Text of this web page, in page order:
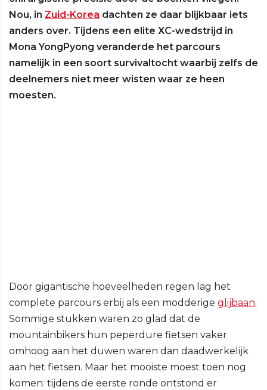
Nou, in Zuid-Korea dachten ze daar blijkbaar iets
anders over. Tijdens een elite XC-wedstrijd in
Mona YongPyong veranderde het parcours
namelijk in een soort survivaltocht waarbij zelfs de
deelnemers niet meer wisten waar ze heen
moesten.
Door gigantische hoeveelheden regen lag het
complete parcours erbij als een modderige glijbaan.
Sommige stukken waren zo glad dat de
mountainbikers hun peperdure fietsen vaker
omhoog aan het duwen waren dan daadwerkelijk
aan het fietsen. Maar het mooiste moest toen nog
komen: tijdens de eerste ronde ontstond er